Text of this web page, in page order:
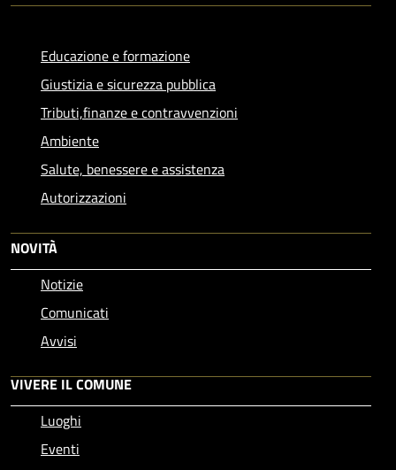
Educazione e formazione
Giustizia e sicurezza pubblica
Tributi,finanze e contravvenzioni
Ambiente
Salute, benessere e assistenza
Autorizzazioni
NOVITÀ
Notizie
Comunicati
Avvisi
VIVERE IL COMUNE
Luoghi
Eventi